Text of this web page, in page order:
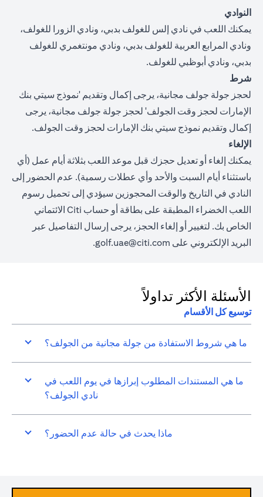
النوادي
يمكنك اللعب في نادي إلس للغولف بدبي، ونادي الزورا للغولف،
ونادي المرابع العربية للغولف بدبي، ونادي مونتغمري للغولف
بدبي، ونادي أبوظبي للغولف.
شرط
لحجز جولة جولف مجانية، يرجى إكمال وتقديم 'نموذج سيتي بنك
الإمارات لحجز وقت الجولف' لحجز جولة جولف مجانية، يرجى
إكمال وتقديم نموذج سيتي بنك الإمارات لحجز وقت الجولف.
الإلغاء
يمكنك إلغاء أو تعديل حجزك قبل موعد اللعب بثلاثة أيام عمل (أي
باستثناء أيام السبت والأحد وأي عطلات رسمية). عدم الحضور إلى
النادي في التاريخ والوقت المحجوزين سيؤدي إلى تحميل رسوم
اللعب الخضراء المطبقة على بطاقة أو حساب Citi الائتماني
الخاص بك. لتغيير أو إلغاء الحجز، يرجى إرسال التفاصيل عبر
البريد الإلكتروني على golf.uae@citi.com
.
الأسئلة الأكثر تداولاً
توسيع كل الأقسام
ما هي شروط الاستفادة من جولة مجانية من الجولف؟
ما هي المستندات المطلوب إبرازها في يوم اللعب في
نادي الجولف؟
ماذا يحدث في حالة عدم الحضور؟